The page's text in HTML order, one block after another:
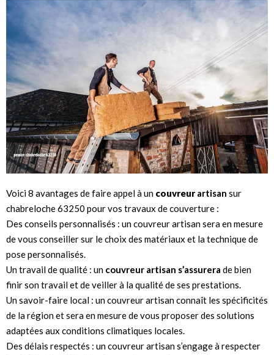
Voici 8 avantages de faire appel à un couvreurartisan sur
chabreloche 63250 pour vos travaux de couverture :
Des conseils personnalisés : un couvreur artisan sera en mesure
de vous conseiller sur le choix des matériaux et la technique de
pose personnalisés.
Un travail de qualité : un couvreur artisan s’assurera de bien
finir son travail et de veiller à la qualité de ses prestations.
Un savoir-faire local : un couvreur artisan connaît les spécificités
de la région et sera en mesure de vous proposer des solutions
adaptées aux conditions climatiques locales.
Des délais respectés : un couvreur artisan s’engage à respecter